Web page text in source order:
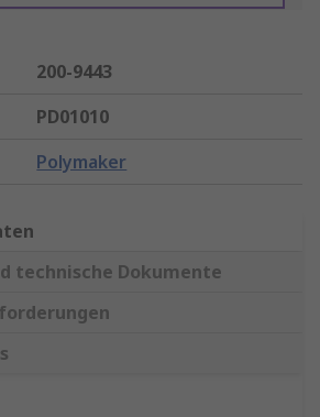
200-9443
PD01010
Polymaker
technische Dokumente